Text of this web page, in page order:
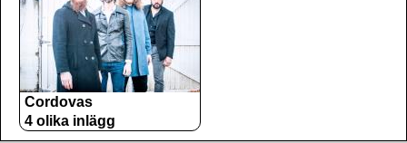
Cordovas
4 olika inlägg